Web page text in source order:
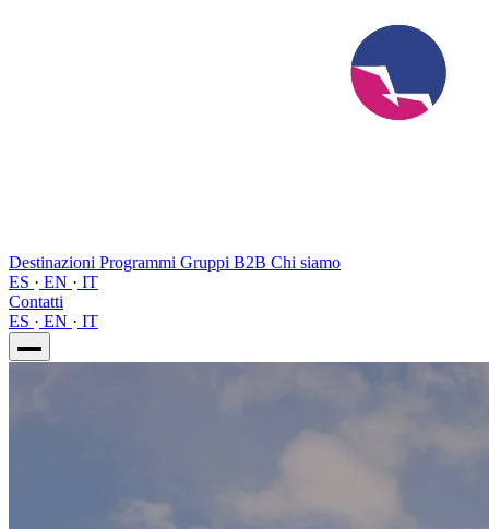
Destinazioni Programmi Gruppi B2B Chi siamo
ES · EN · IT
Contatti
ES · EN · IT